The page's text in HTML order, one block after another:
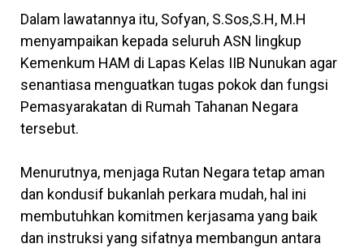
Dalam lawatannya itu, Sofyan, S.Sos,S.H, M.H
menyampaikan kepada seluruh ASN lingkup
Kemenkum HAM di Lapas Kelas IIB Nunukan agar
senantiasa menguatkan tugas pokok dan fungsi
Pemasyarakatan di Rumah Tahanan Negara
tersebut.
Menurutnya, menjaga Rutan Negara tetap aman
dan kondusif bukanlah perkara mudah, hal ini
membutuhkan komitmen kerjasama yang baik
dan instruksi yang sifatnya membangun antara